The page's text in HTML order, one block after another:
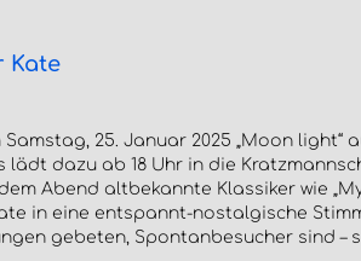
Kate
25. Januar 2025 „Moon light“
dazu ab 18 Uhr in die
Abend altbekannte Klassiker wie
in eine entspannt-nostalgische
gebeten, Spontanbesucher sind –